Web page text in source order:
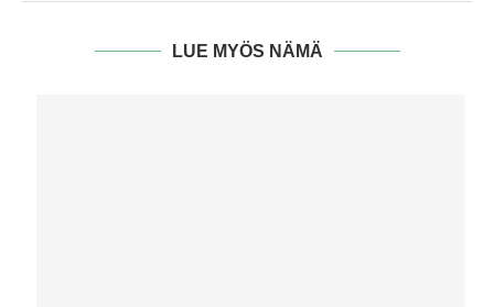
LUE MYÖS NÄMÄ